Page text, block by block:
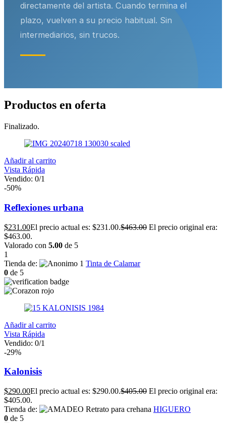
directamente del artista. Cuando termina el
plazo, vuelven a su precio habitual. Sin
intermediarios, sin trucos.
Productos en oferta
Finalizado.
Añadir al carrito
Vista Rápida
Vendido: 0/1
-50%
Reflexiones urbana
$231.00El precio actual es: $231.00.$463.00 El precio original era:
$463.00.
Valorado con 5.00 de 5
1
Tienda de:
Tinta de Calamar
0 de 5
Añadir al carrito
Vista Rápida
Vendido: 0/1
-29%
Kalonisis
$290.00El precio actual es: $290.00.$405.00 El precio original era:
$405.00.
Tienda de:
HIGUERO
0 de 5